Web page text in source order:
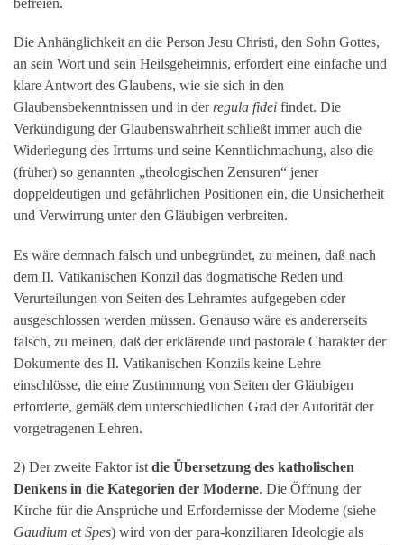
Die Anhänglichkeit an die Person Jesu Christi, den Sohn Gottes,
an sein Wort und sein Heilsgeheimnis, erfordert eine einfache und
klare Antwort des Glaubens, wie sie sich in den
Glaubensbekenntnissen und in derregula fidei findet. Die
Verkündigung der Glaubenswahrheit schließt immer auch die
Widerlegung des Irrtums und seine Kenntlichmachung, also die
(früher) so genannten „theologischen Zensuren“ jener
doppeldeutigen und gefährlichen Positionen ein, die Unsicherheit
und Verwirrung unter den Gläubigen verbreiten.
Es wäre demnach falsch und unbegründet, zu meinen, daß nach
dem II. Vatikanischen Konzil das dogmatische Reden und
Verurteilungen von Seiten des Lehramtes aufgegeben oder
ausgeschlossen werden müssen. Genauso wäre es andererseits
falsch, zu meinen, daß der erklärende und pastorale Charakter der
Dokumente des II. Vatikanischen Konzils keine Lehre
einschlösse, die eine Zustimmung von Seiten der Gläubigen
erforderte, gemäß dem unterschiedlichen Grad der Autorität der
vorgetragenen Lehren.
2) Der zweite Faktor ist die Übersetzung des katholischen
Denkens in die Kategorien der Moderne. Die Öffnung der
Kirche für die Ansprüche und Erfordernisse der Moderne (siehe
Gaudium et Spes) wird von der para-konziliaren Ideologie als